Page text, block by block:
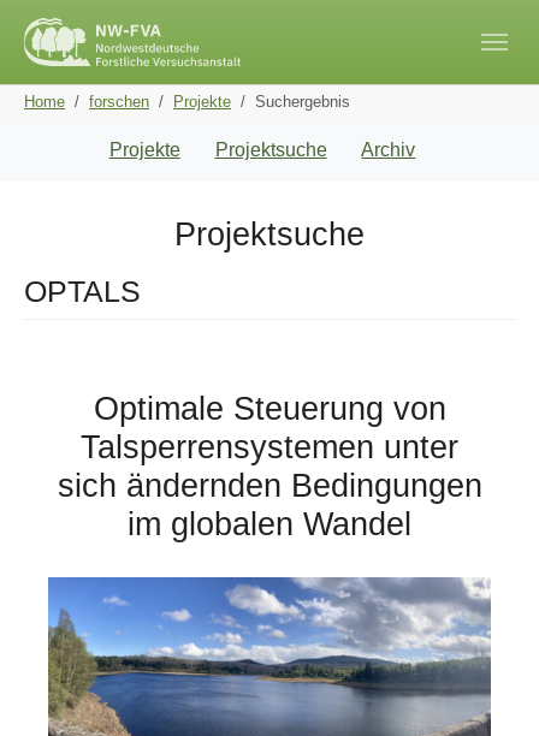
You are here:
Home forschen Projekte Suchergebnis
Projekte Projektsuche Archiv
Projektsuche
OPTALS
Optimale Steuerung von
Talsperrensystemen unter
sich ändernden Bedingungen
im globalen Wandel
Show larger version for: